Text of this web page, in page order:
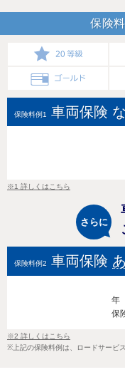
保険
日
ゴールド 30歳
保険料例1 車両保険
※1 詳しくはこちら
さらに
保険料例2 車両保険
保
※2 詳しくはこちら
※上記の保険料例は、ロードサービ